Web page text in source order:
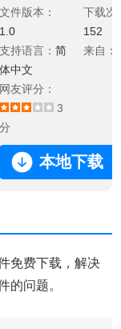
文件版本：
1.0
支持语言：简
体中文
网友评分：
3
分
下载次
152
来自：
本地下载
免费下载，解决
的问题。